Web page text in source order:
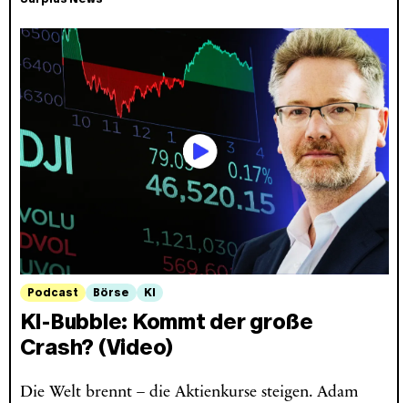
Podcast Börse KI
KI-Bubble: Kommt der große
Crash? (Video)
Die Welt brennt – die Aktienkurse steigen. Adam